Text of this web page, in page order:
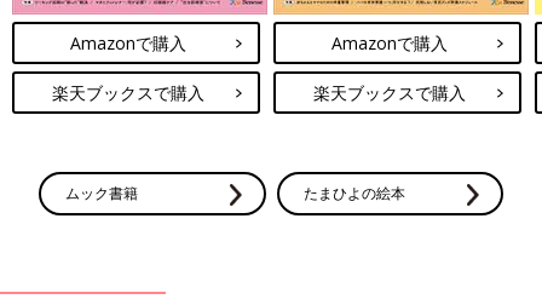
Amazonで購入
楽天ブックスで購入
Amazonで購入
楽天ブックスで購入
ムック書籍 たまひよの絵本